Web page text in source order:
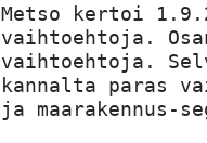
Metso kertoi
vaihtoehtoja.
vaihtoehtoja.
kannalta paras
ja maarakennus-